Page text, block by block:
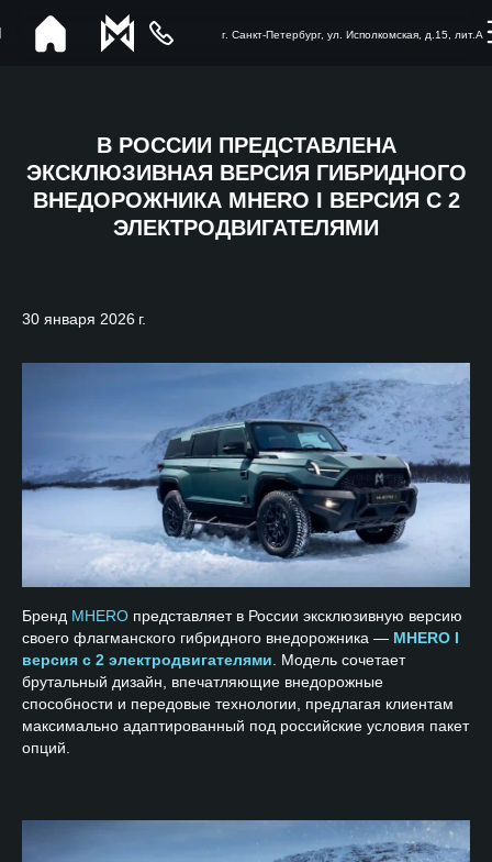
г. Санкт-Петербург, ул. Исполкомская, д.15, лит.А
В РОССИИ ПРЕДСТАВЛЕНА
ЭКСКЛЮЗИВНАЯ ВЕРСИЯ ГИБРИДНОГО
ВНЕДОРОЖНИКА MHERO I ВЕРСИЯ С 2
ЭЛЕКТРОДВИГАТЕЛЯМИ
30 января 2026 г.
Бренд MHERO представляет в России эксклюзивную версию
своего флагманского гибридного внедорожника — MHERO I
версия с 2 электродвигателями . Модель сочетает
брутальный дизайн, впечатляющие внедорожные
способности и передовые технологии, предлагая клиентам
максимально адаптированный под российские условия пакет
опций.